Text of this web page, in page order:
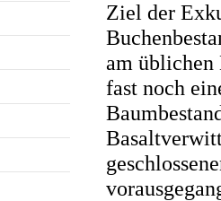
Ziel der
am üblichen
fast noch